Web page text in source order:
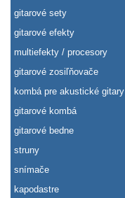
gitarové sety
gitarové efekty
multiefekty / procesory
gitarové zosiľňovače
kombá pre akustické gitary
gitarové kombá
gitarové bedne
struny
snímače
kapodastre